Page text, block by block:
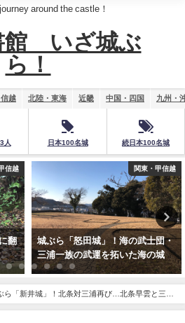
around the castle！
館 いざ城ぶ
ら！
越 北陸・東海 近畿 中国・四国 九州・
人 日本100名城 続日本100名城
信越
・
近畿
東国対西国！運命を決する戦い
「承久の乱」古戦場跡…木曽川そ
して宇治川へ
ら「新井城」！北条対三浦再び…北条早雲と三浦